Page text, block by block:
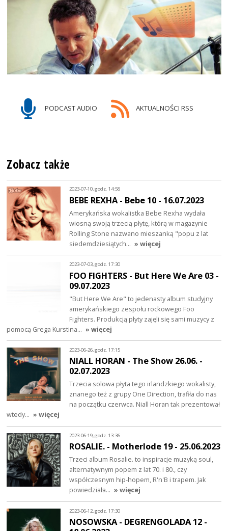
PODCAST AUDIO AKTUALNOŚCI RSS
Zobacz także
2023-07-10, godz. 14:58
BEBE REXHA - Bebe 10 - 16.07.2023
Amerykańska wokalistka Bebe Rexha wydała
wiosną swoją trzecią płytę, którą w magazynie
Rolling Stone nazwano mieszanką "popu z lat
siedemdziesiątych… » więcej
2023-07-03, godz. 17:30
FOO FIGHTERS - But Here We Are 03 -
09.07.2023
"But Here We Are" to jedenasty album studyjny
amerykańskiego zespołu rockowego Foo
Fighters. Produkcją płyty zajęli się sami muzycy z
pomocą Grega Kurstina… » więcej
2023-06-26, godz. 17:15
NIALL HORAN - The Show 26.06. -
02.07.2023
Trzecia solowa płyta tego irlandzkiego wokalisty,
znanego też z grupy One Direction, trafiła do nas
na początku czerwca. Niall Horan tak prezentował
wtedy… » więcej
2023-06-19, godz. 13:36
ROSALIE. - Motherlode 19 - 25.06.2023
Trzeci album Rosalie. to inspiracje muzyką soul,
alternatywnym popem z lat 70. i 80., czy
współczesnym hip-hopem, R'n'B i trapem. Jak
powiedziała… » więcej
2023-06-12, godz. 17:30
NOSOWSKA - DEGRENGOLADA 12 -